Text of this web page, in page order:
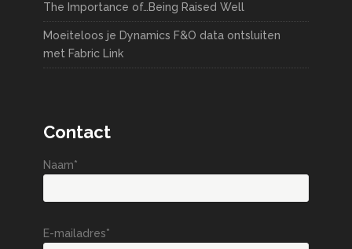
The Importance of…Being Raised Well
Moeiteloos je Dynamics F&O data ontsluiten
met Fabric Link
Contact
Naam*
E-mailadres*